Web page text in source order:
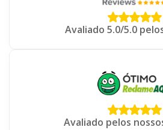
Avaliado 5.0/5.0
Avaliado pelos